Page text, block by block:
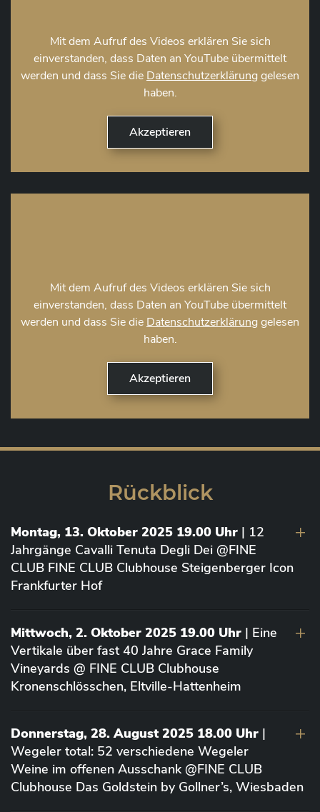
Mit dem Aufruf des Videos erklären Sie sich
einverstanden, dass Daten an YouTube übermittelt
werden und dass Sie die Datenschutzerklärunggelesen
haben.
Mit dem Aufruf des Videos erklären Sie sich
einverstanden, dass Daten an YouTube übermittelt
werden und dass Sie die Datenschutzerklärunggelesen
haben.
Rückblick
Montag, 13. Oktober 2025 19.00 Uhr | 12
Jahrgänge Cavalli Tenuta Degli Dei @FINE
CLUB FINE CLUB Clubhouse Steigenberger Icon
Frankfurter Hof
Mittwoch, 2. Oktober 2025 19.00 Uhr | Eine
Vertikale über fast 40 Jahre Grace Family
Vineyards @ FINE CLUB Clubhouse
Kronenschlösschen, Eltville-Hattenheim
Donnerstag, 28. August 2025 18.00 Uhr |
Wegeler total: 52 verschiedene Wegeler
Weine im offenen Ausschank @FINE CLUB
Clubhouse Das Goldstein by Gollner’s, Wiesbaden